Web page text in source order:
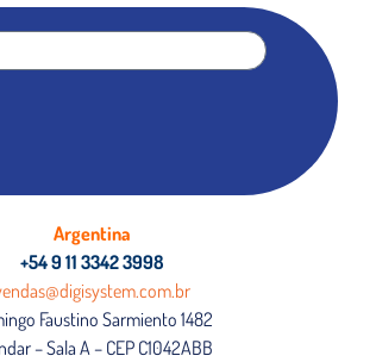
Argentina
+54 9 11 3342 3998
Faustino Sarmiento 1482
– Sala A – CEP C1042ABB